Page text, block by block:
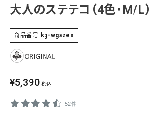
大人のステテコ（4色・M/L）
商品番号 kg-wgazes
¥5,390 税込
52件